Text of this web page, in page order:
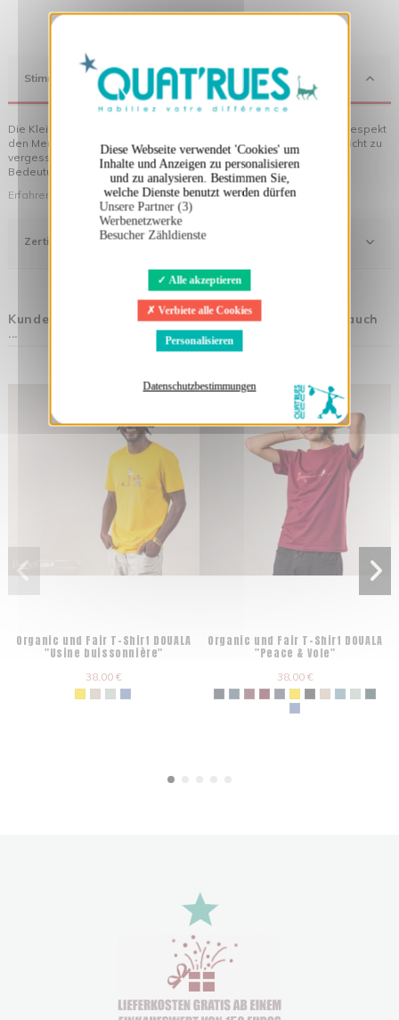
Diese Webseite verwendet 'Cookies' um
Inhalte und Anzeigen zu personalisieren
und zu analysieren. Bestimmen Sie,
welche Dienste benutzt werden dürfen
Unsere Partner (3)
Werbenetzwerke
Besucher Zähldienste
Alle akzeptieren
Verbiete alle Cookies
Personalisieren
Datenschutzbestimmungen
Stimmung
Die Kleidung von Quat'rues besteht aus Bio-Baumwolle, die mit Respekt
den Menschen und ihrer Umwelt gegenüber hergestellt wurde... nicht zu
vergessen die originellen Motive, die Ihrer Kleidung noch mehr
Bedeutung verleihen!
Erfahren Sie mehr über unsere Philosophie
Zertifizierung
Kunden, die diesen Artikel gekauft haben, kauften auch
...
Organic und Fair T-Shirt DOUALA
"Usine buissonnière"
38,00 €
Organic und Fair T-Shirt DOUALA
"Peace & Vole"
38,00 €